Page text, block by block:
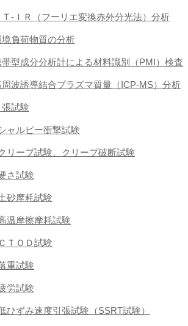
Ｔ-ＩＲ（フーリエ変換赤外分光法）分析
境負荷物質の分析
帯型成分分析計による材料識別（PMI）検査
周波誘導結合プラズマ質量（ICP-MS）分析
張試験
ャルピー衝撃試験
リープ試験、クリープ破断試験
さ試験
砂摩耗試験
温摩擦摩耗試験
ＴＯＤ試験
重試験
労試験
ひずみ速度引張試験（SSRT試験）